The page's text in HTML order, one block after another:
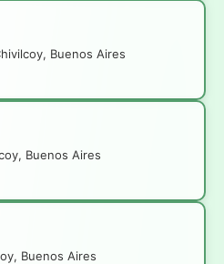
Buenos Aires
Buenos Aires
Buenos Aires